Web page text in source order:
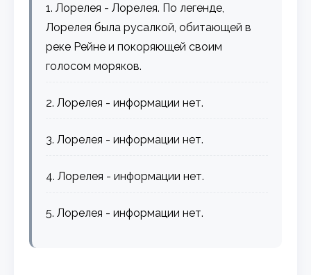
1. Лорелея - Лорелея. По легенде,
Лорелея была русалкой, обитающей в
реке Рейне и покоряющей своим
голосом моряков.
2. Лорелея - информации нет.
3. Лорелея - информации нет.
4. Лорелея - информации нет.
5. Лорелея - информации нет.